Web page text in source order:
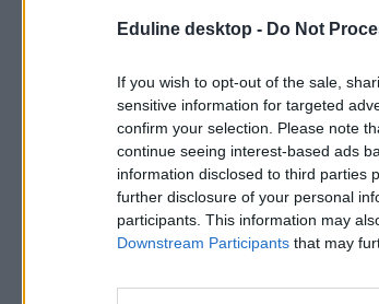
Eduline desktop - Do Not
If you wish to opt-out of the sale,
sensitive information for targeted
confirm your selection. Please note
continue seeing interest-based ads
information disclosed to third parties
further disclosure of your personal
participants. This information may
Downstream Participants that may